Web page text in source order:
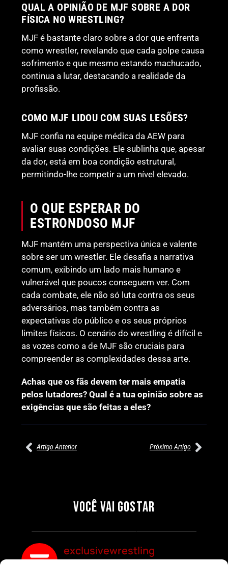
QUAL A OPINIÃO DE MJF SOBRE A DOR
FÍSICA NO WRESTLING?
MJF é bastante claro sobre a dor que enfrenta
como wrestler, revelando que cada golpe causa
sofrimento e que mesmo estando machucado,
continua a lutar, destacando a realidade da
profissão.
COMO MJF LIDOU COM SUAS LESÕES?
MJF confia na equipe médica da AEW para
avaliar suas condições. Ele sublinha que, apesar
da dor, está em boa condição estrutural,
permitindo-lhe competir a um nível elevado.
O QUE ESPERAR DO
ESTRONDOSO MJF
MJF mantém uma perspectiva única e valente
sobre ser um wrestler. Ele desafia a narrativa
comum, exibindo um lado mais humano e
vulnerável que poucos conseguem ver. Com
cada combate, ele não só luta contra os seus
adversários, mas também contra as
expectativas do público e os seus próprios
limites físicos. O cenário do wrestling é difícil e
as vozes como a de MJF são cruciais para
compreender as complexidades dessa arte.
Achas que os fãs devem ter mais empatia
pelos lutadores? Qual é a tua opinião sobre as
exigências que são feitas a eles?
Artigo Anterior Próximo Artigo
VOCÊ VAI GOSTAR
SEGMENTOS A NÃO PERDER
Por exclusivewrestling
MUNDIAL FEMININO NA AEW
REDEMPTION
Por exclusivewrestling
exclusivewrestling